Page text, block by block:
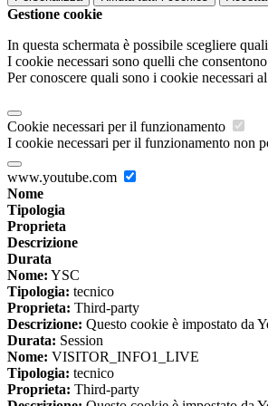
Gestione cookie
In questa schermata è possibile scegliere
I cookie necessari sono quelli che
Per conoscere quali sono i cookie necessari
Cookie necessari per il funzionamento
I cookie necessari per il funzionamento non
www.youtube.com
Nome
Tipologia
Proprieta
Descrizione
Durata
Nome: YSC
Tipologia: tecnico
Proprieta: Third-party
Descrizione: Questo cookie è impostato da
Durata: Session
Nome: VISITOR_INFO1_LIVE
Tipologia: tecnico
Proprieta: Third-party